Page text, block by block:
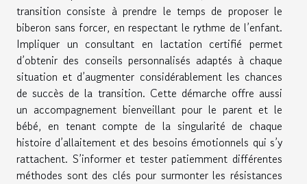
transition consiste à prendre le temps de proposer le
biberon sans forcer, en respectant le rythme de l’enfant.
Impliquer un consultant en lactation certifié permet
d’obtenir des conseils personnalisés adaptés à chaque
situation et d’augmenter considérablement les chances
de succès de la transition. Cette démarche offre aussi
un accompagnement bienveillant pour le parent et le
bébé, en tenant compte de la singularité de chaque
histoire d’allaitement et des besoins émotionnels qui s’y
rattachent. S’informer et tester patiemment différentes
méthodes sont des clés pour surmonter les résistances